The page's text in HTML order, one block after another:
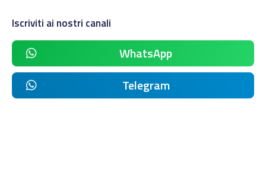
Iscriviti ai nostri canali
WhatsApp
Telegram